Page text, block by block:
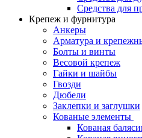
Средства для
Крепеж и фурнитура
Анкеры
Арматура и
Болты и винты
Весовой крепеж
Гайки и шайбы
Гвозди
Дюбели
Заклепки и заглушки
Кованые элементы
Кованая